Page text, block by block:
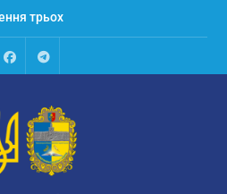
FacebookTalegram